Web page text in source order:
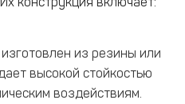
изготовлен из резины или
высокой стойкостью
воздействиям.